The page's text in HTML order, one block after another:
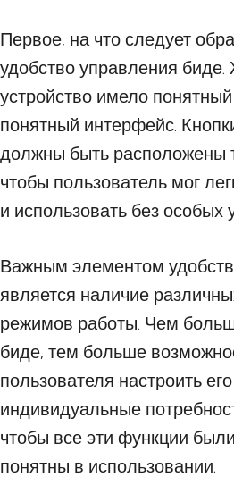
Первое, на что следует
удобство управления
устройство имело
понятный интерфейс.
должны быть расположены
чтобы пользователь мог
и использовать без особых
Важным элементом
является наличие
режимов работы. Чем
биде, тем больше
пользователя настроить
индивидуальные
чтобы все эти функции
понятны в использовании.